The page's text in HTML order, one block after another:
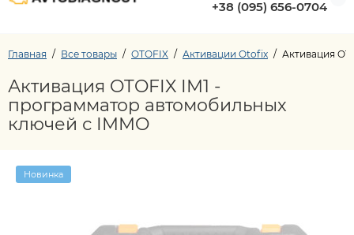
+38 (095) 656-0704
Главная Все товары OTOFIX Активации Otofix Активация
Активация OTOFIX IM1 -
программатор автомобильных
ключей с IMMO
Новинка